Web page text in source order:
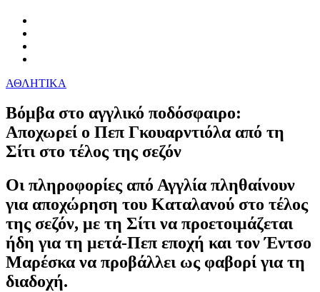
ΑΘΛΗΤΙΚΑ
Βόμβα στο αγγλικό ποδόσφαιρο:
Αποχωρεί ο Πεπ Γκουαρντιόλα από τη
Σίτι στο τέλος της σεζόν
Οι πληροφορίες από Αγγλία πληθαίνουν
για αποχώρηση του Καταλανού στο τέλος
της σεζόν, με τη Σίτι να προετοιμάζεται
ήδη για τη μετά-Πεπ εποχή και τον Έντσο
Μαρέσκα να προβάλλει ως φαβορί για τη
διαδοχή.